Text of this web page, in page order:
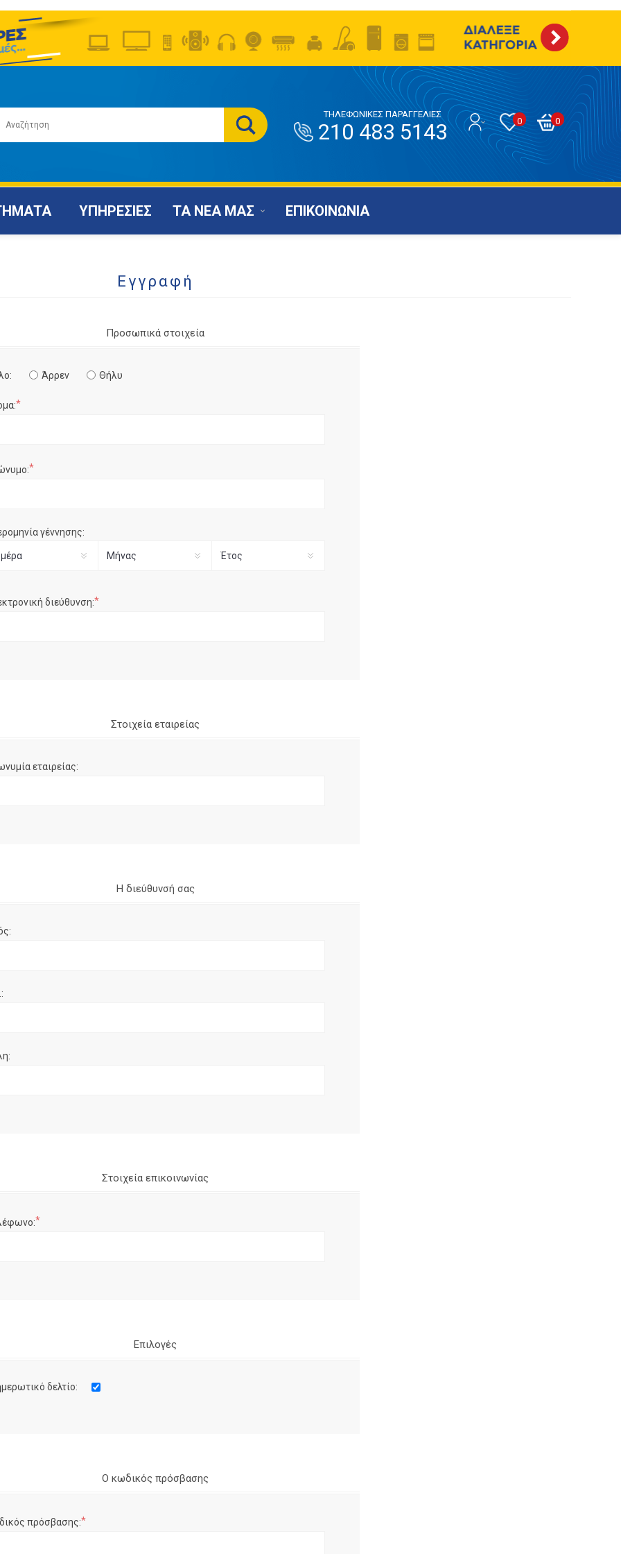
0
0
ΤΗΛΕΦΩΝΙΚΕΣ ΠΑΡΑΓΓΕΛΙΕΣ
210 483 5143
ΥΠΗΡΕΣΙΕΣ ΤΑ ΝΕΑ ΜΑΣ ΕΠΙΚΟΙΝΩΝΙΑ
Εγγραφή
Προσωπικά στοιχεία
Άρρεν Θήλυ
*
*
γέννησης:
διεύθυνση:*
Στοιχεία εταιρείας
εταιρείας:
Η διεύθυνσή σας
Στοιχεία επικοινωνίας
*
Επιλογές
δελτίο:
Ο κωδικός πρόσβασης
πρόσβασης:*